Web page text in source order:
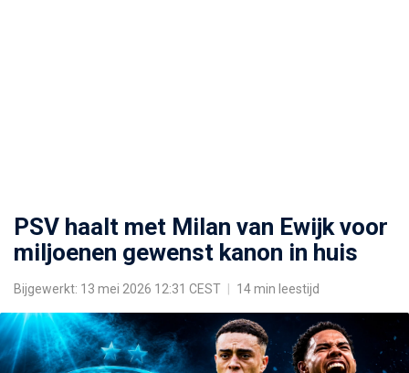
PSV haalt met Milan van Ewijk voor
miljoenen gewenst kanon in huis
Bijgewerkt: 13 mei 2026 12:31 CEST 14 min leestijd